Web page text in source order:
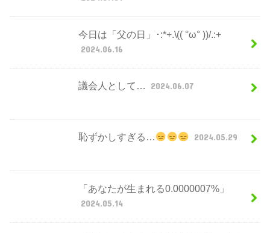
今日は「父の日」･:*+.\(( °ω° ))/.:+
2024.06.16
議会人として… 2024.06.07
恥ずかしすぎる… 2024.05.29
「あなたが生まれる0.0000007%」
2024.05.14